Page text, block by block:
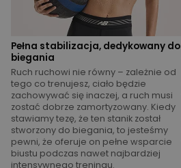
Pełna stabilizacja, dedykowany do
biegania
Ruch ruchowi nie równy – zależnie od
tego co trenujesz, ciało będzie
zachowywać się inaczej, a ruch musi
zostać dobrze zamortyzowany. Kiedy
stawiamy tezę, że ten stanik został
stworzony do biegania, to jesteśmy
pewni, że oferuje on pełne wsparcie
biustu podczas nawet najbardziej
intensywnego treningu.